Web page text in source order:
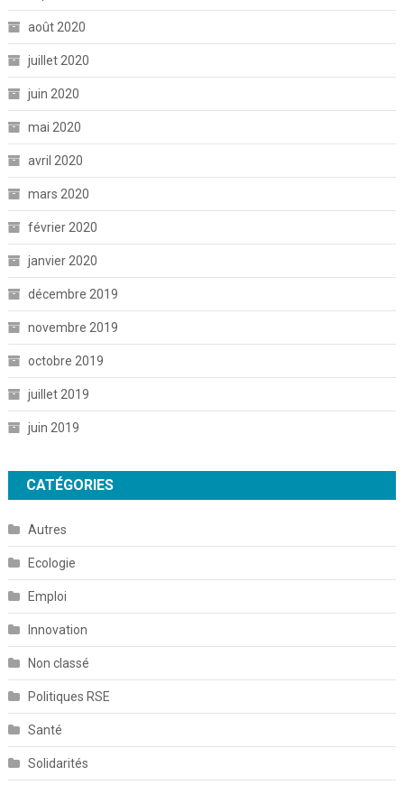
août 2020
juillet 2020
juin 2020
mai 2020
avril 2020
mars 2020
février 2020
janvier 2020
décembre 2019
novembre 2019
octobre 2019
juillet 2019
juin 2019
CATÉGORIES
Autres
Ecologie
Emploi
Innovation
Non classé
Politiques RSE
Santé
Solidarités